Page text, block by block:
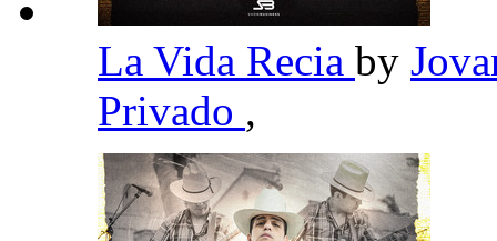
La Vida Recia by
Privado ,